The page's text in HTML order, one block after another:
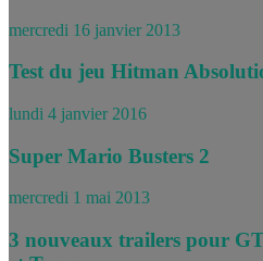
mercredi 16 janvier 2013
Test du jeu Hitman
lundi 4 janvier 2016
Super Mario Busters 2
mercredi 1 mai 2013
3 nouveaux trailers pour